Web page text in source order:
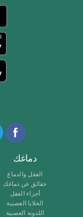
دماغك
العقل والدماغ
حقائق عن دماغك
أجزاء العقل
الخلايا العصبية
اللدونة العصبية